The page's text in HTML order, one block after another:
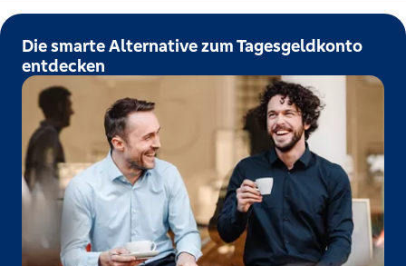
Die smarte Alternative zum Tagesgeldkonto
entdecken